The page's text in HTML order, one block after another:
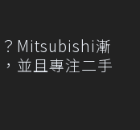
Mitsubishi漸
並且專注二手